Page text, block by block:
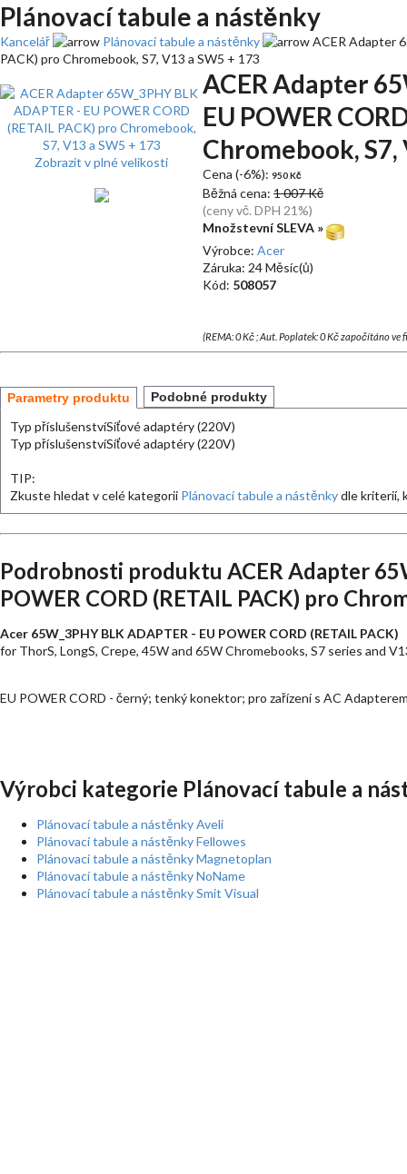
Plánovací tabule a nástěnky
Kancelář Plánovací tabule a nástěnky
ACER Adapter
PACK) pro Chromebook, S7, V13 a SW5 + 173
Zobrazit v plné velikosti
ACER Adapter
EU POWER
Chromebook, S7,
Cena (-6%): 950 Kč
Běžná cena: 1 007 Kč
(ceny vč. DPH 21%)
Množstevní SLEVA »
Výrobce: Acer
Záruka: 24 Měsíc(ů)
Kód: 508057
(REMA: 0 Kč ; Aut. Poplatek: 0 Kč započítáno
Parametry produktu Podobné produkty
Typ příslušenstvíSíťové adaptéry (220V)
Typ příslušenstvíSíťové adaptéry (220V)
TIP:
Zkuste hledat v celé kategorii Plánovací tabule a nástěnkydle kriterií,
Podrobnosti produktu ACER Adapter
POWER CORD (RETAIL PACK) pro
Acer 65W_3PHY BLK ADAPTER - EU POWER CORD (RETAIL PACK)
for ThorS, LongS, Crepe, 45W and 65W Chromebooks, S7 series and
EU POWER CORD - černý; tenký konektor; pro zařízení s AC
Výrobci kategorie Plánovací tabule a
Plánovací tabule a nástěnky Aveli
Plánovací tabule a nástěnky Fellowes
Plánovací tabule a nástěnky Magnetoplan
Plánovací tabule a nástěnky NoName
Plánovací tabule a nástěnky Smit Visual